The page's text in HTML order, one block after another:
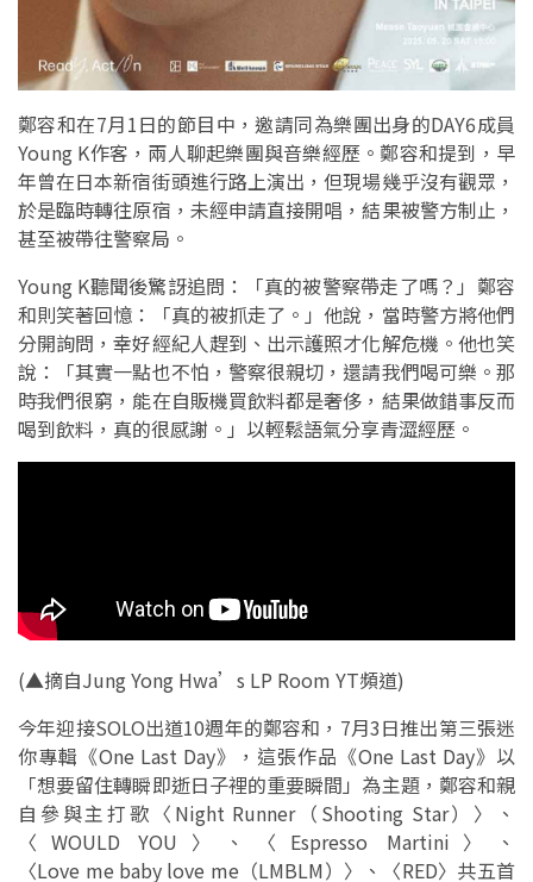
鄭容和在7月1日的節目中，邀請同為樂團出身的DAY6成員
Young K作客，兩人聊起樂團與音樂經歷。鄭容和提到，早
年曾在日本新宿街頭進行路上演出，但現場幾乎沒有觀眾，
於是臨時轉往原宿，未經申請直接開唱，結果被警方制止，
甚至被帶往警察局。
Young K聽聞後驚訝追問：「真的被警察帶走了嗎？」鄭容
和則笑著回憶：「真的被抓走了。」他說，當時警方將他們
分開詢問，幸好經紀人趕到、出示護照才化解危機。他也笑
說：「其實一點也不怕，警察很親切，還請我們喝可樂。那
時我們很窮，能在自販機買飲料都是奢侈，結果做錯事反而
喝到飲料，真的很感謝。」以輕鬆語氣分享青澀經歷。
(▲摘自Jung Yong Hwa’s LP Room YT頻道)
今年迎接SOLO出道10週年的鄭容和，7月3日推出第三張迷
你專輯《One Last Day》，這張作品《One Last Day》以
「想要留住轉瞬即逝日子裡的重要瞬間」為主題，鄭容和親
自參與主打歌〈Night Runner（Shooting Star）〉、
〈WOULD YOU〉、〈Espresso Martini〉、
〈Love me baby love me（LMBLM）〉、〈RED〉共五首